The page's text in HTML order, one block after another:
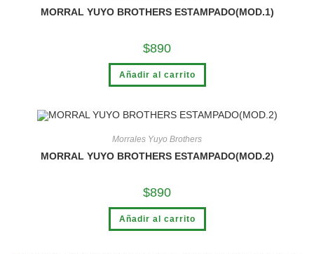
MORRAL YUYO BROTHERS ESTAMPADO(MOD.1)
$890
Añadir al carrito
Morrales Yuyo Brothers
MORRAL YUYO BROTHERS ESTAMPADO(MOD.2)
$890
Añadir al carrito